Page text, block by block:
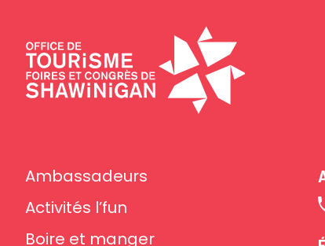
Ambassadeurs
Activités l’fun
Boire et manger